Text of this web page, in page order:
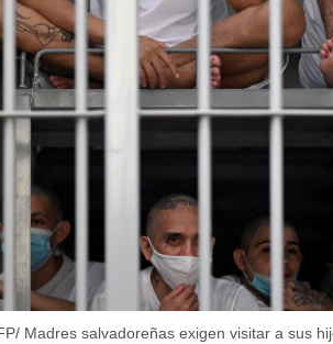
Madres salvadoreñas exigen visitar a sus